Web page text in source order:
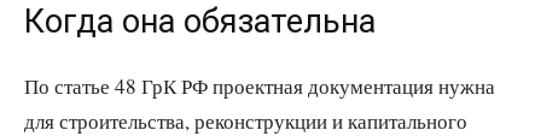
Когда она обязательна
По статье 48 ГрК РФ проектная документация нужна
для строительства, реконструкции и капитального